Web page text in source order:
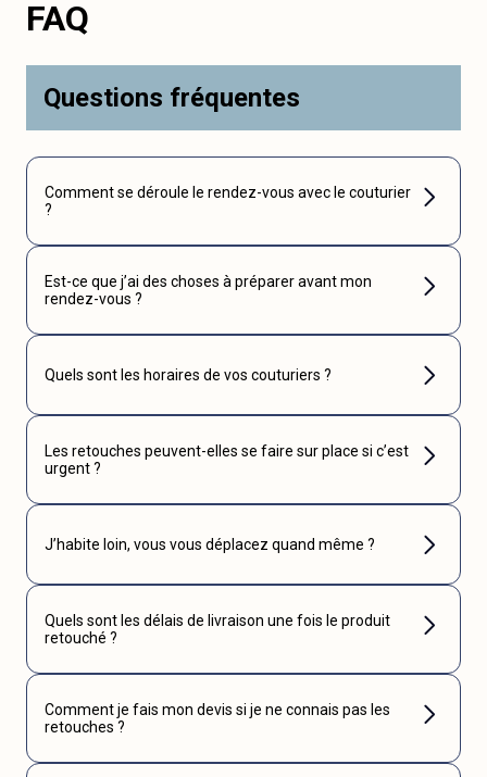
FAQ
Questions fréquentes
Comment se déroule le rendez-vous avec le couturier
?
Est-ce que j’ai des choses à préparer avant mon
rendez-vous ?
Quels sont les horaires de vos couturiers ?
Les retouches peuvent-elles se faire sur place si c’est
urgent ?
J’habite loin, vous vous déplacez quand même ?
Quels sont les délais de livraison une fois le produit
retouché ?
Comment je fais mon devis si je ne connais pas les
retouches ?